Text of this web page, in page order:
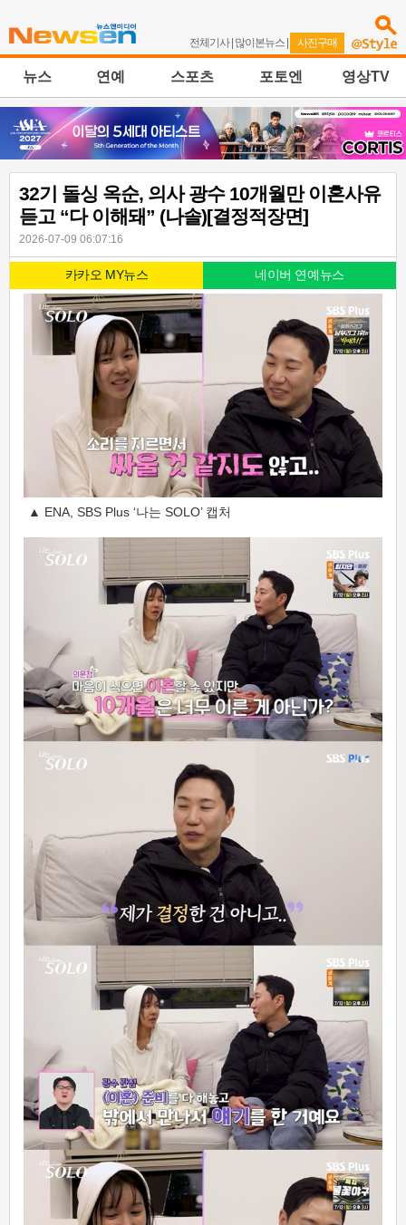
전체기사| 많이본뉴스 | 사진구매
뉴스 연예 스포츠 포토엔 영상TV
32기 돌싱 옥순, 의사 광수 10개월만 이혼사유
듣고 “다 이해돼” (나솔)[결정적장면]
2026-07-09 06:07:16
카카오 MY뉴스 네이버 연예뉴스
▲ ENA, SBS Plus ‘나는 SOLO’ 캡처